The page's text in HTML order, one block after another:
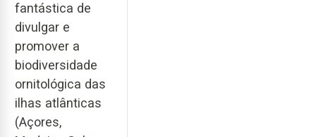
fantástica de
divulgar e
promover a
biodiversidade
ornitológica das
ilhas atlânticas
(Açores,